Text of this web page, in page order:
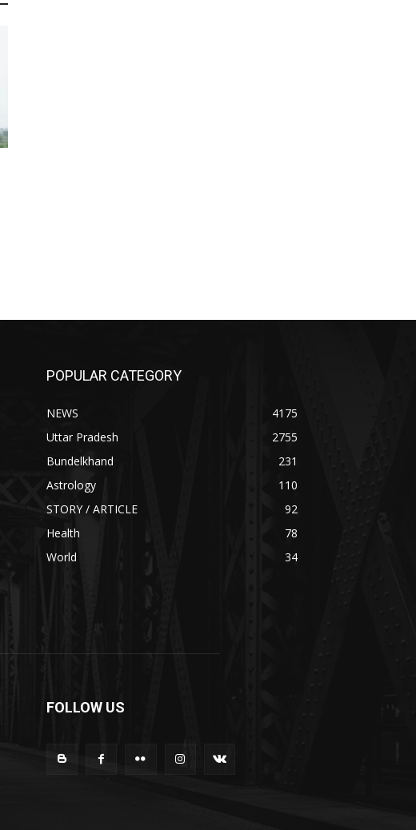
POPULAR CATEGORY
NEWS
4175
Uttar Pradesh
2755
Bundelkhand
231
Astrology
110
STORY / ARTICLE
92
Health
78
World
34
FOLLOW US